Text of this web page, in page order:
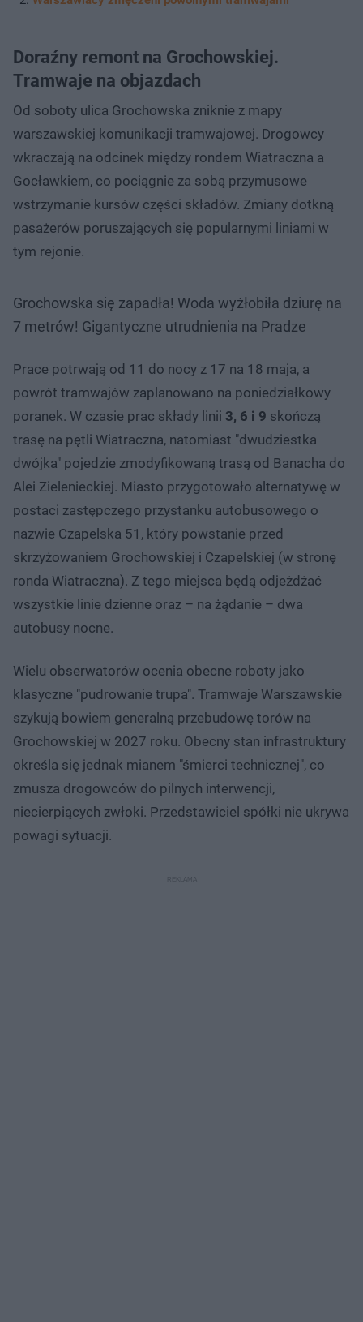
Doraźny remont na Grochowskiej.
Tramwaje na objazdach
Od soboty ulica Grochowska zniknie z mapy
warszawskiej komunikacji tramwajowej. Drogowcy
wkraczają na odcinek między rondem Wiatraczna a
Gocławkiem, co pociągnie za sobą przymusowe
wstrzymanie kursów części składów. Zmiany dotkną
pasażerów poruszających się popularnymi liniami w
tym rejonie.
Grochowska się zapadła! Woda wyżłobiła dziurę na
7 metrów! Gigantyczne utrudnienia na Pradze
Prace potrwają od 11 do nocy z 17 na 18 maja, a
powrót tramwajów zaplanowano na poniedziałkowy
poranek. W czasie prac składy linii 3, 6 i 9 skończą
trasę na pętli Wiatraczna, natomiast "dwudziestka
dwójka" pojedzie zmodyfikowaną trasą od Banacha do
Alei Zielenieckiej. Miasto przygotowało alternatywę w
postaci zastępczego przystanku autobusowego o
nazwie Czapelska 51, który powstanie przed
skrzyżowaniem Grochowskiej i Czapelskiej (w stronę
ronda Wiatraczna). Z tego miejsca będą odjeżdżać
wszystkie linie dzienne oraz – na żądanie – dwa
autobusy nocne.
Wielu obserwatorów ocenia obecne roboty jako
klasyczne "pudrowanie trupa". Tramwaje Warszawskie
szykują bowiem generalną przebudowę torów na
Grochowskiej w 2027 roku. Obecny stan infrastruktury
określa się jednak mianem "śmierci technicznej", co
zmusza drogowców do pilnych interwencji,
niecierpiących zwłoki. Przedstawiciel spółki nie ukrywa
powagi sytuacji.